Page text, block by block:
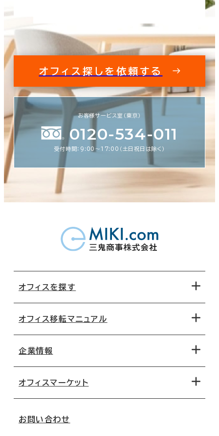
オフィス探しを依頼する
お客様サービス室（東京）
0120-534-011
受付時間：9:00〜17:00（土日祝日は除く）
オフィスを探す
地図から探す
路線・駅から探す
オフィス移転マニュアル
移転コストシミュレーション
移転スケジュール
オフィス移転Q&A
企業情報
オフィスマーケット
お問い合わせ